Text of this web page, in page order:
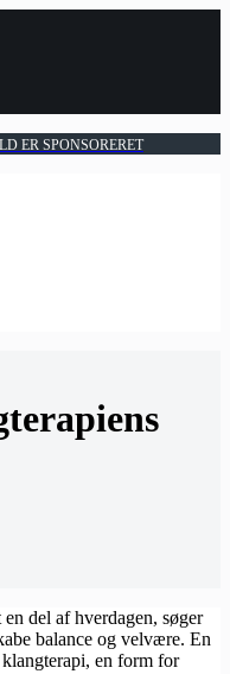
ER SPONSORERET
del af hverdagen, søger
balance og velvære. En
en form for